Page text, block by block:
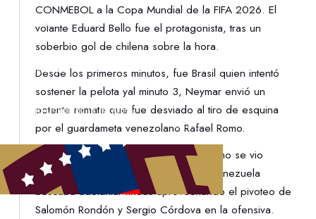
CONTACTO
DENUNCIAS
PROTECCIÓN DE LA INFANCIA
CONMEBOL a la Copa Mundial de la FIFA 2026. El
volante Eduard Bello fue el protagonista, tras un
soberbio gol de chilena sobre la hora.
Desde los primeros minutos, fue Brasil quien intentó
sostener la pelota yal minuto 3, Neymar envió un
potente remate que fue desviado al tiro de esquina
por el guardameta venezolano Rafael Romo.
No obstante, el dominio de la esférica no se vio
reflejado en peligro y poco a poco, Venezuela
buscaba adelantar líneas aprovechando el pivoteo de
Salomón Rondón y Sergio Córdova en la ofensiva.